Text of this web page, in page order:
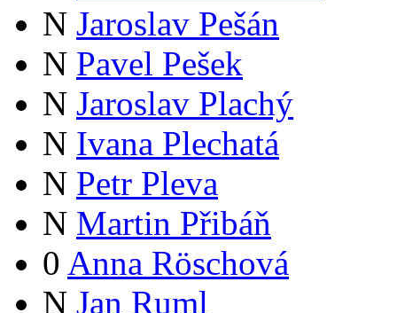
N Jaroslav Pešán
N Pavel Pešek
N Jaroslav Plachý
N Ivana Plechatá
N Petr Pleva
N Martin Přibáň
0 Anna Röschová
N Jan Ruml